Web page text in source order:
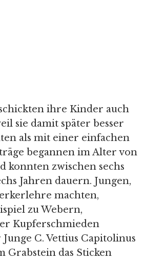
ihre Kinder auch
sie damit später besser
als mit einer einfachen
begannen im Alter von
konnten zwischen sechs
Jahren dauern. Jungen,
machten,
zu Webern,
Kupferschmieden
C. Vettius Capitolinus
Grabstein das Sticken